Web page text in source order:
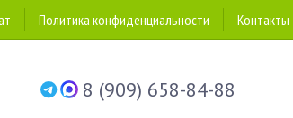
Политика конфиденциальности Контакты
8 (909) 658-84-88